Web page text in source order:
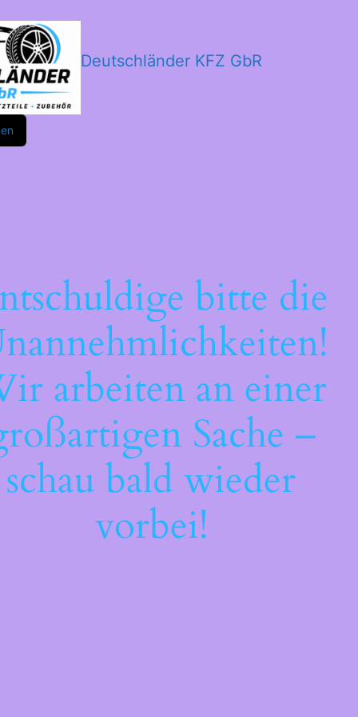
Deutschländer KFZ GbR
bitte die
arbeiten an einer
Sache –
schau bald wieder
vorbei!